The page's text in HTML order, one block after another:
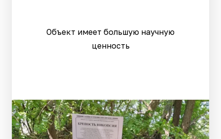
Объект имеет большую научную
ценность